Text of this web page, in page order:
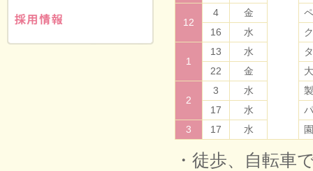
12
4 金
16
水
1
13 水
22
金
2
3 水
17
水
3
17 水
・徒歩、自転車